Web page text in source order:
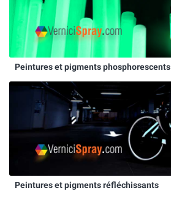
Peintures et pigments phosphorescents
Peintures et pigments réfléchissants